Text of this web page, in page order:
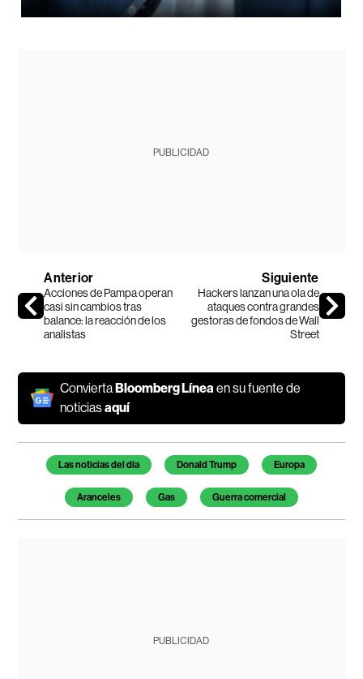
PUBLICIDAD
Anterior
Acciones de Pampa operan
casi sin cambios tras
balance: la reacción de los
analistas
Siguiente
Hackers lanzan una ola de
ataques contra grandes
gestoras de fondos de Wall
Street
ConviertaBloomberg Línea en su fuente de
noticiasaquí
Temas de este artículo
Las noticias del día Donald Trump Europa
Aranceles Gas Guerra comercial
PUBLICIDAD